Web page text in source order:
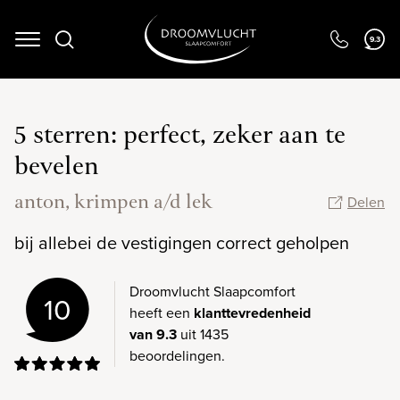
Navigation 9.3
5 sterren: perfect, zeker aan te
bevelen
anton, krimpen a/d lek Delen
bij allebei de vestigingen correct geholpen
10
Droomvlucht Slaapcomfort
heeft een klanttevredenheid
van 9.3 uit 1435
beoordelingen.